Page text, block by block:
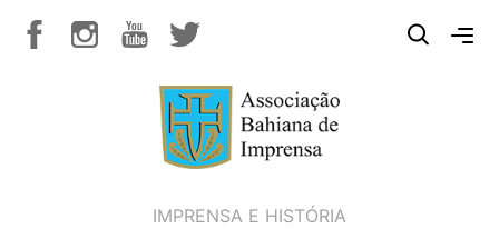
IMPRENSA E HISTÓRIA